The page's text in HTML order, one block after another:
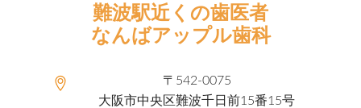
難波駅近くの歯医者
なんばアップル歯科
〒542-0075
大阪市中央区難波千日前15番15号